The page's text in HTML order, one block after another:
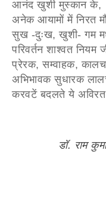
आनंद खुशी मुस्कान के,
अनेक आयामों में निरत
सुख -दुःख, खुशी- गम
परिवर्तन शाश्वत नियम
प्रेरक, सम्वाहक,
अभिभावक सुधारक
करवटें बदलते ये अविरत
डॉ. राम